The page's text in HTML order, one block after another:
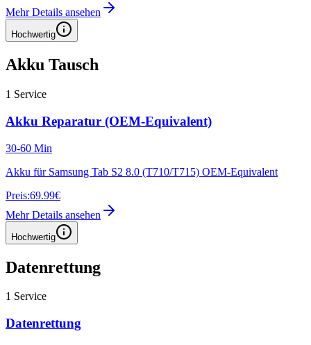
Mehr Details ansehen
Hochwertig
Akku Tausch
1 Service
Akku Reparatur (OEM-Equivalent)
30-60 Min
Akku für Samsung Tab S2 8.0 (T710/T715) OEM-Equivalent
Preis:69.99€
Mehr Details ansehen
Hochwertig
Datenrettung
1 Service
Datenrettung